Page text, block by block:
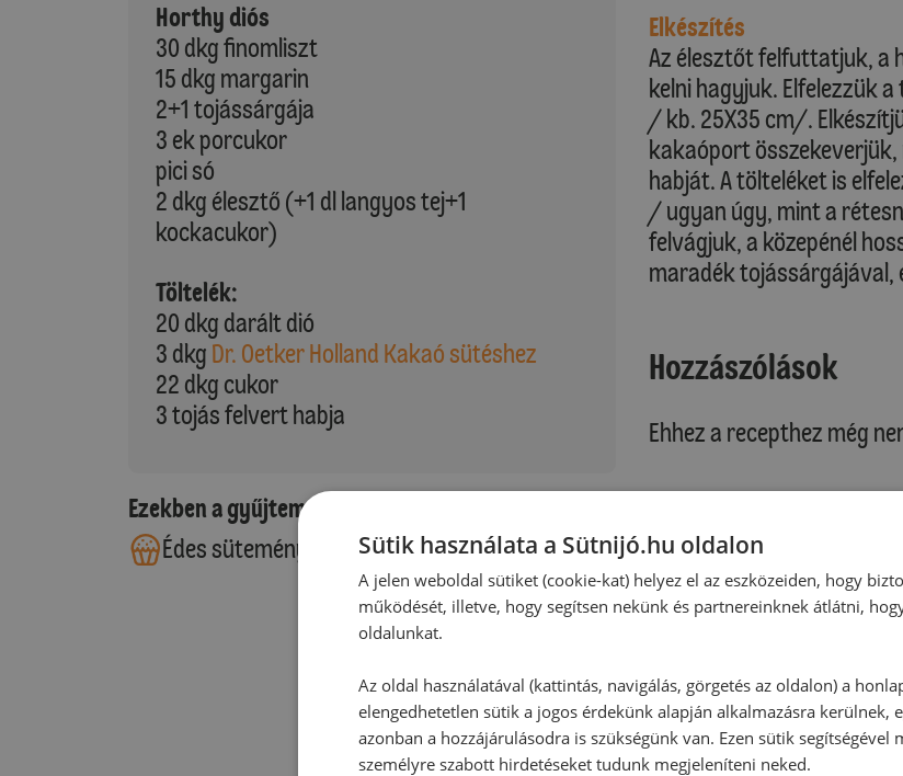
Horthy diós
30 dkg finomliszt
15 dkg margarin
2+1 tojássárgája
3 ek porcukor
pici só
2 dkg élesztő (+1 dl langyos tej+1
kockacukor)
Töltelék:
20 dkg darált dió
3 dkg Dr. Oetker Holland Kakaó sütéshez
22 dkg cukor
3 tojás felvert habja
Ezekben a gyűjteményekben található:
Édes sütemények
Kelt tészták
Elkészítés
Az élesztőt felfuttatjuk, a
kelni hagyjuk. Elfelezzük
/ kb. 25X35 cm/.
kakaóport
habját. A tölteléket is
/ ugyan úgy, mint a
felvágjuk, a közepénél
maradék
Hozzászólások
Ehhez a recepthez még
Hozzászólás írása
Vélemény írásához,
RECEPTAJÁNLÓ
Sütik használata a Sütnijó.hu oldalon
A jelen weboldal sütiket (cookie-kat) helyez el az eszközeiden, hogy
működését, illetve, hogy segítsen nekünk és partnereinknek átlátni,
oldalunkat.
Az oldal használatával (kattintás, navigálás, görgetés az oldalon) a
elengedhetetlen sütik a jogos érdekünk alapján alkalmazásra kerülnek,
azonban a hozzájárulásodra is szükségünk van. Ezen sütik
személyre szabott hirdetéseket tudunk megjeleníteni neked.